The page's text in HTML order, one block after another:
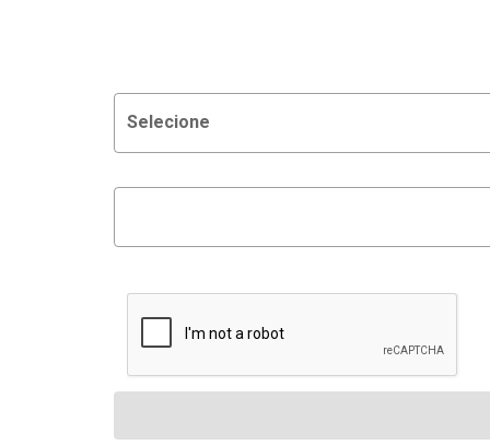
Selecione